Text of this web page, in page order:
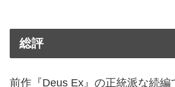
総評
前作『Deus Ex』の正統派な続編